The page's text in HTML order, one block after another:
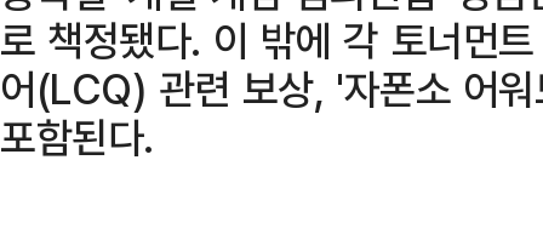
로 책정됐다. 이 밖에 각 토너먼
어(LCQ) 관련 보상, '자폰소 어
포함된다.